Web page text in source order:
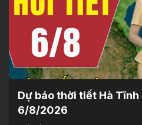
Dự báo thời tiết Hà
6/8/2026